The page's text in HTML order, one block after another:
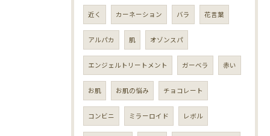
近く カーネーション バラ 花言葉
アルパカ 肌 オゾンスパ
エンジェルトリートメント ガーベラ 赤い
お肌 お肌の悩み チョコレート
コンビニ ミラーロイド レボル